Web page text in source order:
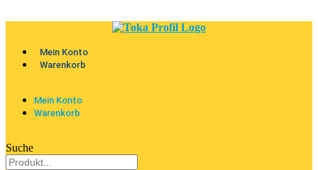
Mein Konto
Warenkorb
Mein Konto
Warenkorb
Suche